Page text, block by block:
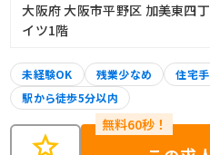
大阪府 大阪市平野区 加美東四
イツ1階
未経験OK 残業少なめ 住宅
駅から徒歩5分以内
star